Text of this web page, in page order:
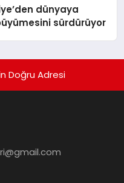
dünyaya
sürdürüyor
Doğru Adresi